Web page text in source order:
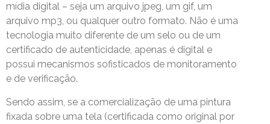
mídia digital – seja um arquivo jpeg, um gif, um
arquivo mp3, ou qualquer outro formato. Não é uma
tecnologia muito diferente de um selo ou de um
certificado de autenticidade, apenas é digital e
possui mecanismos sofisticados de monitoramento
e de verificação.
Sendo assim, se a comercialização de uma pintura
fixada sobre uma tela (certificada como original por